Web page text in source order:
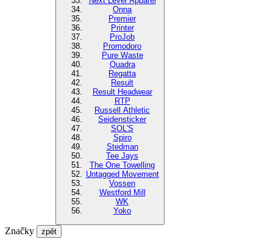
Onna
Premier
Printer
ProJob
Promodoro
Pure Waste
Quadra
Regatta
Result
Result Headwear
RTP
Russell Athletic
Seidensticker
SOL'S
Spiro
Stedman
Tee Jays
The One Towelling
Untagged Movement
Vossen
Westford Mill
WK
Yoko
Značky zpět